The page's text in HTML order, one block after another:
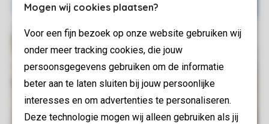
Mogen wij cookies plaatsen?
Voor een fijn bezoek op onze website gebruiken wij
onder meer tracking cookies, die jouw
persoonsgegevens gebruiken om de informatie
beter aan te laten sluiten bij jouw persoonlijke
interesses en om advertenties te personaliseren.
Deze technologie mogen wij alleen gebruiken als jij